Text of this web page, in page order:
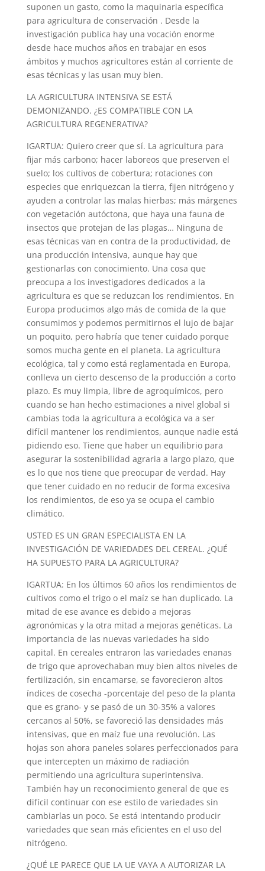
suponen un gasto, como la maquinaria específica
para agricultura de conservación . Desde la
investigación publica hay una vocación enorme
desde hace muchos años en trabajar en esos
ámbitos y muchos agricultores están al corriente de
esas técnicas y las usan muy bien.
LA AGRICULTURA INTENSIVA SE ESTÁ
DEMONIZANDO. ¿ES COMPATIBLE CON LA
AGRICULTURA REGENERATIVA?
IGARTUA: Quiero creer que sí. La agricultura para
fijar más carbono; hacer laboreos que preserven el
suelo; los cultivos de cobertura; rotaciones con
especies que enriquezcan la tierra, fijen nitrógeno y
ayuden a controlar las malas hierbas; más márgenes
con vegetación autóctona, que haya una fauna de
insectos que protejan de las plagas… Ninguna de
esas técnicas van en contra de la productividad, de
una producción intensiva, aunque hay que
gestionarlas con conocimiento. Una cosa que
preocupa a los investigadores dedicados a la
agricultura es que se reduzcan los rendimientos. En
Europa producimos algo más de comida de la que
consumimos y podemos permitirnos el lujo de bajar
un poquito, pero habría que tener cuidado porque
somos mucha gente en el planeta. La agricultura
ecológica, tal y como está reglamentada en Europa,
conlleva un cierto descenso de la producción a corto
plazo. Es muy limpia, libre de agroquímicos, pero
cuando se han hecho estimaciones a nivel global si
cambias toda la agricultura a ecológica va a ser
difícil mantener los rendimientos, aunque nadie está
pidiendo eso. Tiene que haber un equilibrio para
asegurar la sostenibilidad agraria a largo plazo, que
es lo que nos tiene que preocupar de verdad. Hay
que tener cuidado en no reducir de forma excesiva
los rendimientos, de eso ya se ocupa el cambio
climático.
USTED ES UN GRAN ESPECIALISTA EN LA
INVESTIGACIÓN DE VARIEDADES DEL CEREAL. ¿QUÉ
HA SUPUESTO PARA LA AGRICULTURA?
IGARTUA: En los últimos 60 años los rendimientos de
cultivos como el trigo o el maíz se han duplicado. La
mitad de ese avance es debido a mejoras
agronómicas y la otra mitad a mejoras genéticas. La
importancia de las nuevas variedades ha sido
capital. En cereales entraron las variedades enanas
de trigo que aprovechaban muy bien altos niveles de
fertilización, sin encamarse, se favorecieron altos
índices de cosecha -porcentaje del peso de la planta
que es grano- y se pasó de un 30-35% a valores
cercanos al 50%, se favoreció las densidades más
intensivas, que en maíz fue una revolución. Las
hojas son ahora paneles solares perfeccionados para
que intercepten un máximo de radiación
permitiendo una agricultura superintensiva.
También hay un reconocimiento general de que es
difícil continuar con ese estilo de variedades sin
cambiarlas un poco. Se está intentando producir
variedades que sean más eficientes en el uso del
nitrógeno.
¿QUÉ LE PARECE QUE LA UE VAYA A AUTORIZAR LA